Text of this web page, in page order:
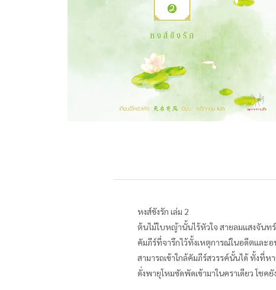
หงส์ขังรัก เล่ม 2
ต้นไม้ใบหญ้านั้นไร้หัวใจ สายลมแสงจันท
คัมภีร์ที่จารึกไว้ทั้งเหตุการณ์ในอดีตและอ
สามารถเข้าใกล้คัมภีร์สวรรค์นั้นได้ ทั้งที่
ดั่งพายุโหมซัดพัดเข้ามาในคราเดียว โชค